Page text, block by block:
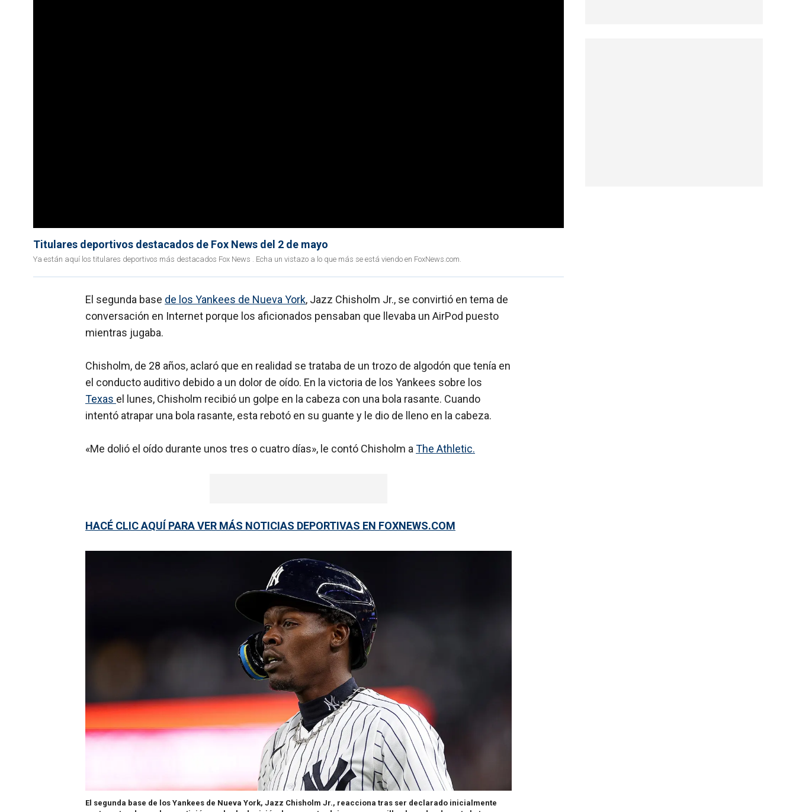
Titulares deportivos destacados de Fox News del 2 de mayo
Ya están aquí los titulares deportivos más destacados Fox News . Echa un vistazo a lo que más se está viendo en FoxNews.com.
El segunda base de los Yankees de Nueva York, Jazz Chisholm Jr., se convirtió en tema de
conversación en Internet porque los aficionados pensaban que llevaba un AirPod puesto
mientras jugaba.
Chisholm, de 28 años, aclaró que en realidad se trataba de un trozo de algodón que tenía en
el conducto auditivo debido a un dolor de oído. En la victoria de los Yankees sobre los
Texas el lunes, Chisholm recibió un golpe en la cabeza con una bola rasante. Cuando
intentó atrapar una bola rasante, esta rebotó en su guante y le dio de lleno en la cabeza.
«Me dolió el oído durante unos tres o cuatro días», le contó Chisholm aThe Athletic.
HACÉ CLIC AQUÍ PARA VER MÁS NOTICIAS DEPORTIVAS EN FOXNEWS.COM
El segunda base de los Yankees de Nueva York, Jazz Chisholm Jr., reacciona tras ser declarado inicialmente